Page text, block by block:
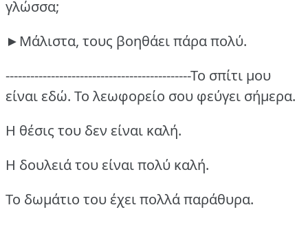
γλώσσα;
►Μάλιστα, τους βοηθάει πάρα πολύ.
---------------------------------------------Το σπίτι μου
είναι εδώ. Το λεωφορείο σου φεύγει σήμερα.
Η θέσις του δεν είναι καλή.
Η δουλειά του είναι πολύ καλή.
Το δωμάτιο του έχει πολλά παράθυρα.